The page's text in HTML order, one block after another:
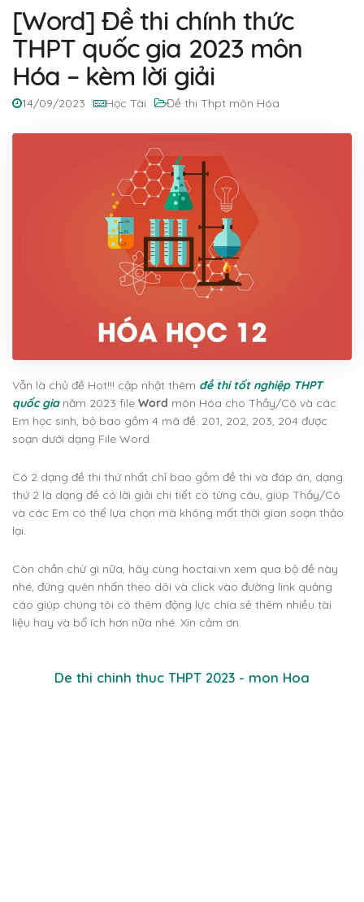
[Word] Đề thi chính thức
THPT quốc gia 2023 môn
Hóa – kèm lời giải
14/09/2023 Học Tài Đề thi Thpt môn Hóa
Vẫn là chủ đề Hot!!! cập nhật thêm đề thi tốt nghiệp THPT
quốc gianăm 2023 file Word môn Hóa cho Thầy/Cô và các
Em học sinh, bộ bao gồm 4 mã đề: 201, 202, 203, 204 được
soạn dưới dạng File Word.
Có 2 dạng đề thi thứ nhất chỉ bao gồm đề thi và đáp án, dạng
thứ 2 là dạng đề có lời giải chi tiết có từng câu, giúp Thầy/Cô
và các Em có thể lựa chọn mà không mất thời gian soạn thảo
lại.
Còn chần chừ gì nữa, hãy cùng hoctai.vn xem qua bộ đề này
nhé, đừng quên nhấn theo dõi và click vào đường link quảng
cáo giúp chúng tôi có thêm động lực chia sẻ thêm nhiều tài
liệu hay và bổ ích hơn nữa nhé. Xin cảm ơn.
De thi chinh thuc THPT 2023 - mon Hoa